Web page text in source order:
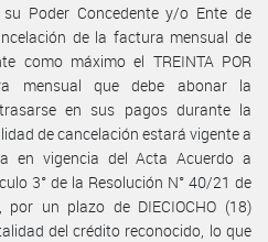
Poder Concedente y/o Ente de
de la factura mensual de
como máximo el TREINTA POR
mensual que debe abonar la
en sus pagos durante la
de cancelación estará vigente a
en vigencia del Acta Acuerdo a
3° de la Resolución N° 40/21 de
por un plazo de DIECIOCHO (18)
del crédito reconocido, lo que